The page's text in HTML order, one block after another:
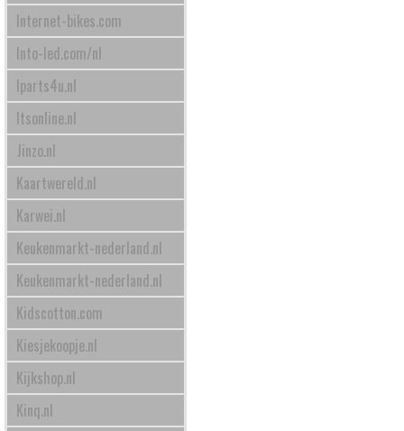
Internet-bikes.com
Into-led.com/nl
Iparts4u.nl
Itsonline.nl
Jinzo.nl
Kaartwereld.nl
Karwei.nl
Keukenmarkt-nederland.nl
Keukenmarkt-nederland.nl
Kidscotton.com
Kiesjekoopje.nl
Kijkshop.nl
Kinq.nl